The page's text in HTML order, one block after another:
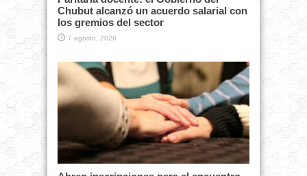
Chubut alcanzó un acuerdo salarial con
los gremios del sector
7 agosto, 2026